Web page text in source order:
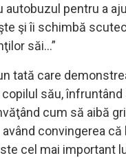
autobuzul pentru a
şi îi schimbă
săi…”
tată care
său,
cum să aibă
convingerea că
cel mai important